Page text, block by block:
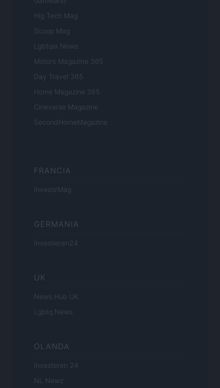
Hig Tech Mag
Scoop Mag
Lgbtqia News
Motors Magazine 365
Day Travel 365
Home Magazine 365
Cineverse Magazine
SecondHomeMagazine
FRANCIA
InvestirMag
GERMANIA
Investieren24
UK
News Hub UK
Lgbtq News
OLANDA
Investeren 24
NL Newz